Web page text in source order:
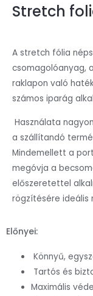
Stretch
A stretch fólia
csomagolóanyag,
raklapon való
számos iparág
Használata
a szállítandó
Mindemellett a
megóvja a
előszeretettel
rögzítésére ideális
Előnyei:
Könnyű,
Tartós és
Maximális